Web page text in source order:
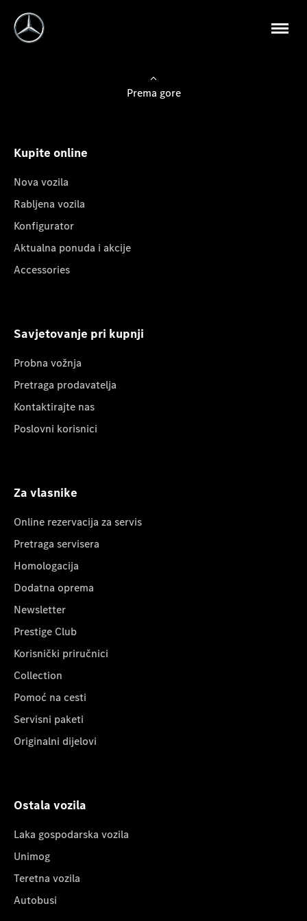
Prema gore
Kupite online
Nova vozila
Rabljena vozila
Konfigurator
Aktualna ponuda i akcije
Accessories
Savjetovanje pri kupnji
Probna vožnja
Pretraga prodavatelja
Kontaktirajte nas
Poslovni korisnici
Za vlasnike
Online rezervacija za servis
Pretraga servisera
Homologacija
Dodatna oprema
Newsletter
Prestige Club
Korisnički priručnici
Collection
Pomoć na cesti
Servisni paketi
Originalni dijelovi
Ostala vozila
Laka gospodarska vozila
Unimog
Teretna vozila
Autobusi